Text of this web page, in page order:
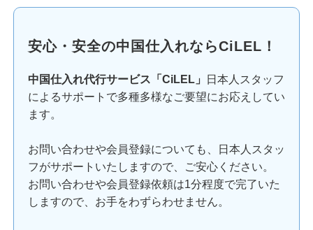
安心・安全の中国仕入れならCiLEL！
中国仕入れ代行サービス「CiLEL」
日本人スタッフ
によるサポートで多種多様なご要望にお応えしてい
ます。
お問い合わせや会員登録についても、日本人スタッ
フがサポートいたしますので、ご安心ください。
お問い合わせや会員登録依頼は1分程度で完了いた
しますので、お手をわずらわせません。